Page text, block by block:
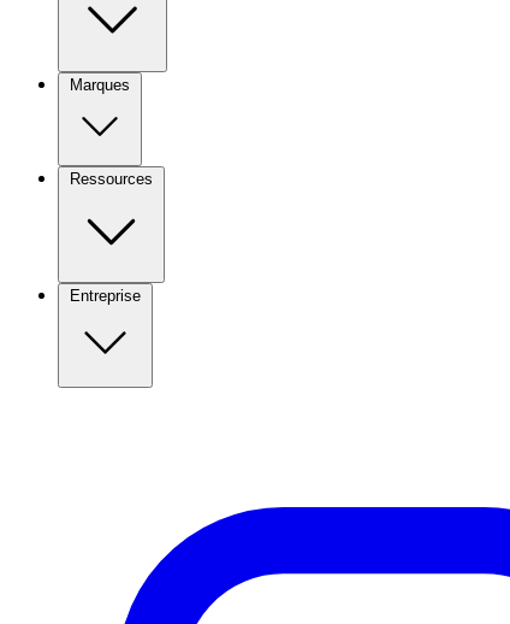
Marques
Ressources
Entreprise